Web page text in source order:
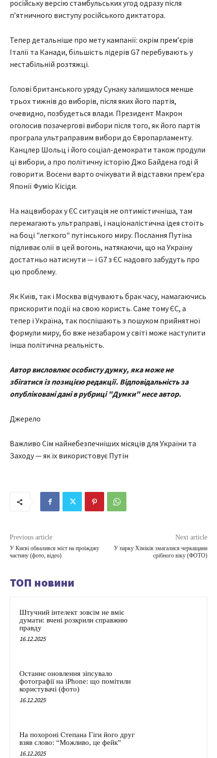
російську версію стамбульських угод одразу після
пʼятничного виступу російського диктатора.
Тепер детальніше про мету кампанії: окрім премʼєрів
Італії та Канади, більшість лідерів G7 перебувають у
нестабільній розтяжці.
Голові британського уряду Сунаку залишилося менше
трьох тижнів до виборів, після яких його партія,
очевидно, позбудеться влади. Президент Макрон
оголосив позачергові вибори після того, як його партія
програла ультраправим вибори до Європарламенту.
Канцлер Шольц і його соціал-демократи також продули
ці вибори, а про політичну історію Джо Байдена годі й
говорити. Восени варто очікувати й відставки премʼєра
Японії Фуміо Кісіди.
На нацвиборах у ЄС ситуація не оптимістичніша, там
перемагають ультраправі, і націоналістична ідея стоїть
на боці "легкого" путінського миру. Послання Путіна
підливає олії в цей вогонь, натякаючи, що на Україну
достатньо натиснути — і G7 з ЄС надовго забудуть про
цю проблему.
Як Київ, так і Москва відчувають брак часу, намагаючись
прискорити події на свою користь. Саме тому ЄС, а
тепер і Україна, так поспішають з пошуком прийнятної
формули миру, бо вже незабаром у світі може наступити
інша політична реальність.
Автор висловлює особисту думку, яка може не
збігатися із позицією редакції. Відповідальність за
опубліковані дані в рубриці "Думки" несе автор.
Джерело
Важливо Сім найнебезпечніших місяців для України та
Заходу — як їх використовує Путін
Previous article
У Києві обвалився міст на проїжджу
частину (фото, відео)
Next article
У парку Хіміків змагалися черкащани
срібного віку (ФОТО)
ТОП новини
Штучний інтелект зовсім не вміє
думати: вчені розкрили справжню
правду
16.12.2025
Останнє оновлення зіпсувало
фотографії на iPhone: що помітили
користувачі (фото)
16.12.2025
На похороні Степана Гіги його друг
взяв слово: “Можливо, це фейк”
16.12.2025